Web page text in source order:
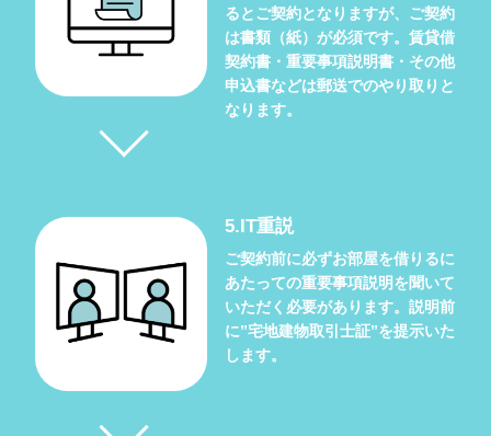
るとご契約となりますが、ご契約
は書類（紙）が必須です。賃貸借
契約書・重要事項説明書・その他
申込書などは郵送でのやり取りと
なります。
5.IT重説
ご契約前に必ずお部屋を借りるに
あたっての重要事項説明を聞いて
いただく必要があります。説明前
に”宅地建物取引士証”を提示いた
します。